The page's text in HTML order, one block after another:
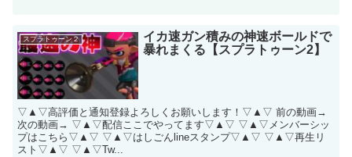
スプラトゥーン２
イカ速ガン積みの神速ボールドで
暴れまくる【スプラトゥーン2】
▽▲▽高評価と通知登録よろしくお願いします！▽▲▽ 前の動画→
次の動画→ ▽▲▽配信ここでやってます▽▲▽ ▽▲▽メンバーシッ
プはこちら▽▲▽ ▽▲▽はしごんlineスタンプ▽▲▽ ▽▲▽再生リ
スト▽▲▽ ▽▲▽Tw...